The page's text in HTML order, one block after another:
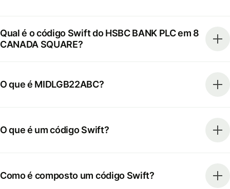
Qual é o código Swift do HSBC BANK PLC em 8
CANADA SQUARE?
O que é MIDLGB22ABC?
O que é um código Swift?
Como é composto um código Swift?